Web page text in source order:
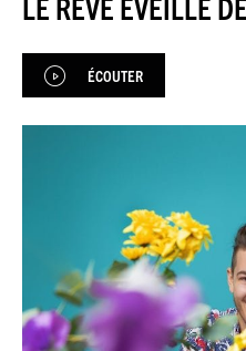
JAZZENDA
ESPACEPREMIUM
ÉCOUTER